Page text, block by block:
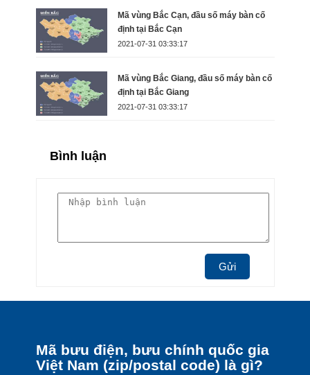
Mã vùng Bắc Cạn, đầu số máy bàn cố
định tại Bắc Cạn
2021-07-31 03:33:17
Mã vùng Bắc Giang, đầu số máy bàn cố
định tại Bắc Giang
2021-07-31 03:33:17
Bình luận
Gửi
Mã bưu điện, bưu chính quốc gia
Việt Nam (zip/postal code) là gì?